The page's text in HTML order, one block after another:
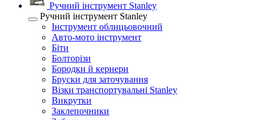
Ручний інструмент Stanley
Ручний інструмент Stanley
Інструмент облицьовочний
Авто-мото інструмент
Біти
Болторізи
Бородки й кернери
Бруски для заточування
Візки транспортувальні Stanley
Викрутки
Заклепочники